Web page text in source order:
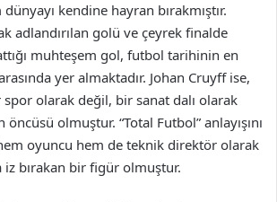
kendine hayran bırakmıştır.
adlandırılan golü ve çeyrek finalde
muhteşem gol, futbol tarihinin en
yer almaktadır. Johan Cruyff ise,
olarak değil, bir sanat dalı olarak
öncüsü olmuştur. “Total Futbol” anlayışını
oyuncu hem de teknik direktör olarak
iz bırakan bir figür olmuştur.